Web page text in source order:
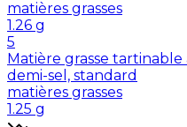
matières grasses
1.26 g
5
Matière grasse tartinable
demi-sel, standard
matières grasses
1.25 g